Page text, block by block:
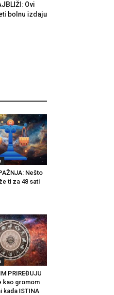
Ovi
bolnu izdaju
Nešto
ti za 48 sati
PRIREĐUJU
kao gromom
kada ISTINA